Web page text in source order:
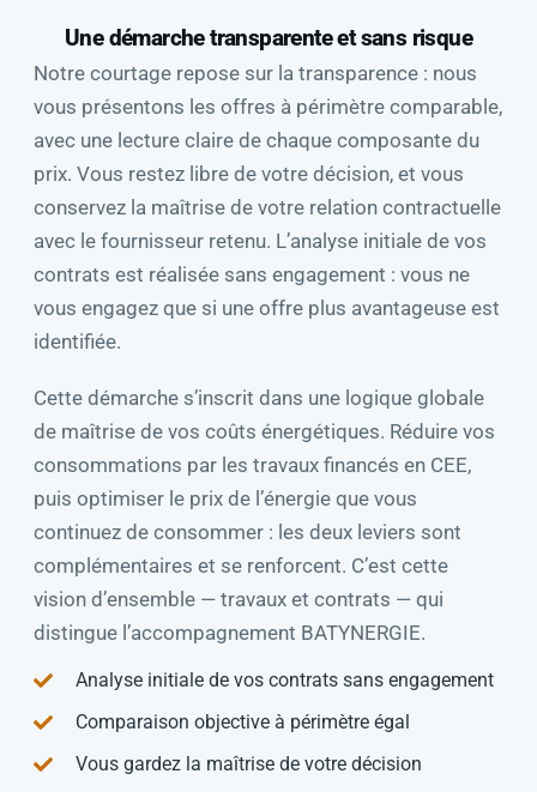
Une démarche transparente et sans risque
Notre courtage repose sur la transparence : nous
vous présentons les offres à périmètre comparable,
avec une lecture claire de chaque composante du
prix. Vous restez libre de votre décision, et vous
conservez la maîtrise de votre relation contractuelle
avec le fournisseur retenu. L’analyse initiale de vos
contrats est réalisée sans engagement : vous ne
vous engagez que si une offre plus avantageuse est
identifiée.
Cette démarche s’inscrit dans une logique globale
de maîtrise de vos coûts énergétiques. Réduire vos
consommations par les travaux financés en CEE,
puis optimiser le prix de l’énergie que vous
continuez de consommer : les deux leviers sont
complémentaires et se renforcent. C’est cette
vision d’ensemble — travaux et contrats — qui
distingue l’accompagnement BATYNERGIE.
Analyse initiale de vos contrats sans engagement
Comparaison objective à périmètre égal
Vous gardez la maîtrise de votre décision